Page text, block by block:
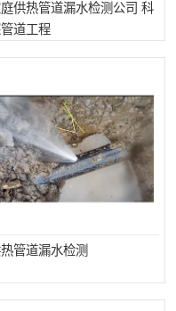
供热管道漏水检测公司 科
道工程
管道漏水检测